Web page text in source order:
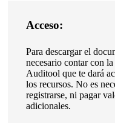
Acceso:
Para descargar el
necesario contar con
Auditool que te dará
los recursos. No es
registrarse, ni pagar
adicionales.